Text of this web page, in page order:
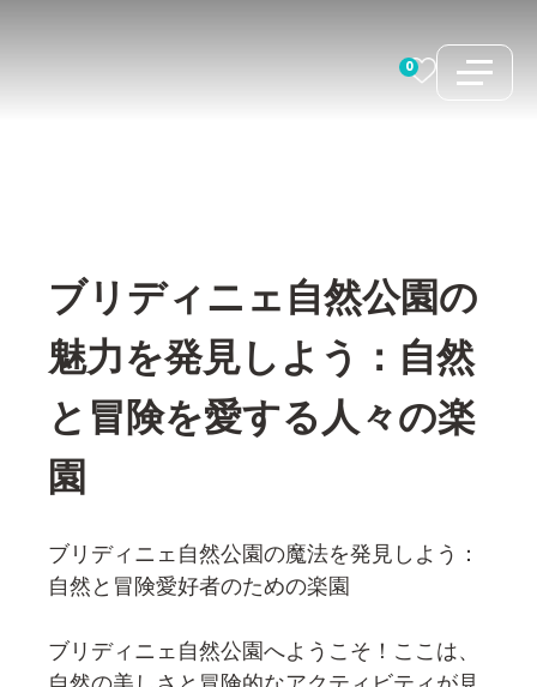
0
ブリディニェ自然公園の
魅力を発見しよう：自然
と冒険を愛する人々の楽
園
ブリディニェ自然公園の魔法を発見しよう：
自然と冒険愛好者のための楽園
ブリディニェ自然公園へようこそ！ここは、